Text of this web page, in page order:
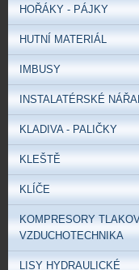
HOŘÁKY - PÁJKY
HUTNÍ MATERIÁL
IMBUSY
INSTALATÉRSKÉ
KLADIVA - PALIČKY
KLEŠTĚ
KLÍČE
KOMPRESORY
VZDUCHOTECHNIKA
LISY HYDRAULICKÉ